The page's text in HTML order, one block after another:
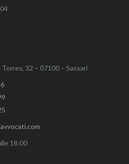
32 – 07100 – Sassari
18:00